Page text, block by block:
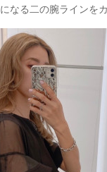
なる二の腕ラインを